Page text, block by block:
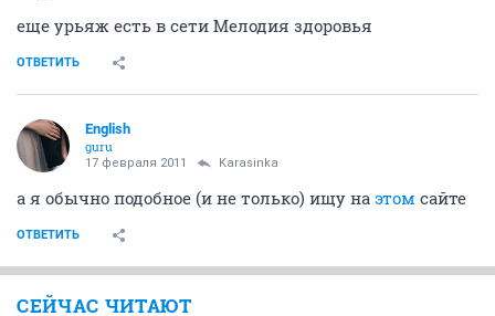
еще урьяж есть в сети Мелодия здоровья
ОТВЕТИТЬ
English
guru
17 февраля 2011 Karasinka
а я обычно подобное (и не только) ищу на этом сайте
ОТВЕТИТЬ
СЕЙЧАС ЧИТАЮТ